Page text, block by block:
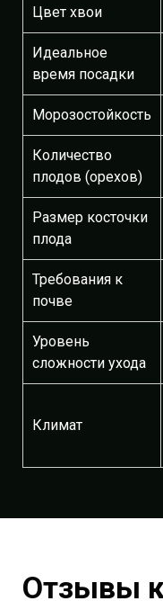
Цвет хвои
Идеальное
время посадки
Морозостойкость
Количество
плодов (орехов)
Размер косточки
плода
Требования к
почве
Уровень
сложности ухода
Климат
Отзывы